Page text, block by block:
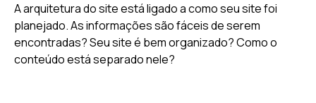
A arquitetura do site está ligado a como seu site foi
planejado. As informações são fáceis de serem
encontradas? Seu site é bem organizado? Como o
conteúdo está separado nele?